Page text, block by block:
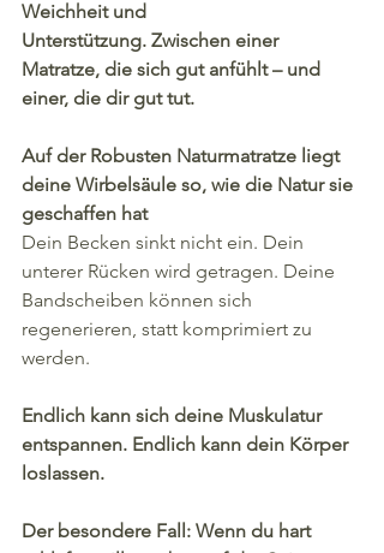
Weichheit und
Unterstützung. Zwischen einer
Matratze, die sich gut anfühlt – und
einer, die dir gut tut.
Auf der Robusten Naturmatratze liegt
deine Wirbelsäule so, wie die Natur sie
geschaffen hat
Dein Becken sinkt nicht ein. Dein
unterer Rücken wird getragen. Deine
Bandscheiben können sich
regenerieren, statt komprimiert zu
werden.
Endlich kann sich deine Muskulatur
entspannen. Endlich kann dein Körper
loslassen.
Der besondere Fall: Wenn du hart